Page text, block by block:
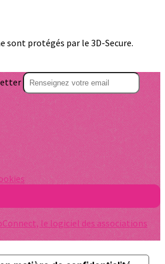
sont protégés par le 3D-Secure.
le logiciel des associations